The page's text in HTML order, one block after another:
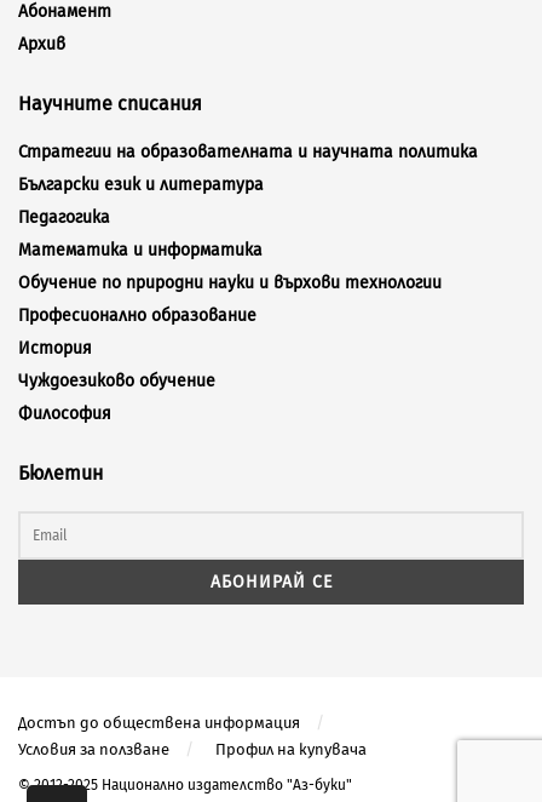
Абонамент
Архив
Научните списания
Стратегии на образователната и научната политика
Български език и литература
Педагогика
Математика и информатика
Обучение по природни науки и върхови технологии
Професионално образование
История
Чуждоезиково обучение
Философия
Бюлетин
Достъп до обществена информация
Условия за ползване
Профил на купувача
© 2012-2025 Национално издателство "Аз-буки"